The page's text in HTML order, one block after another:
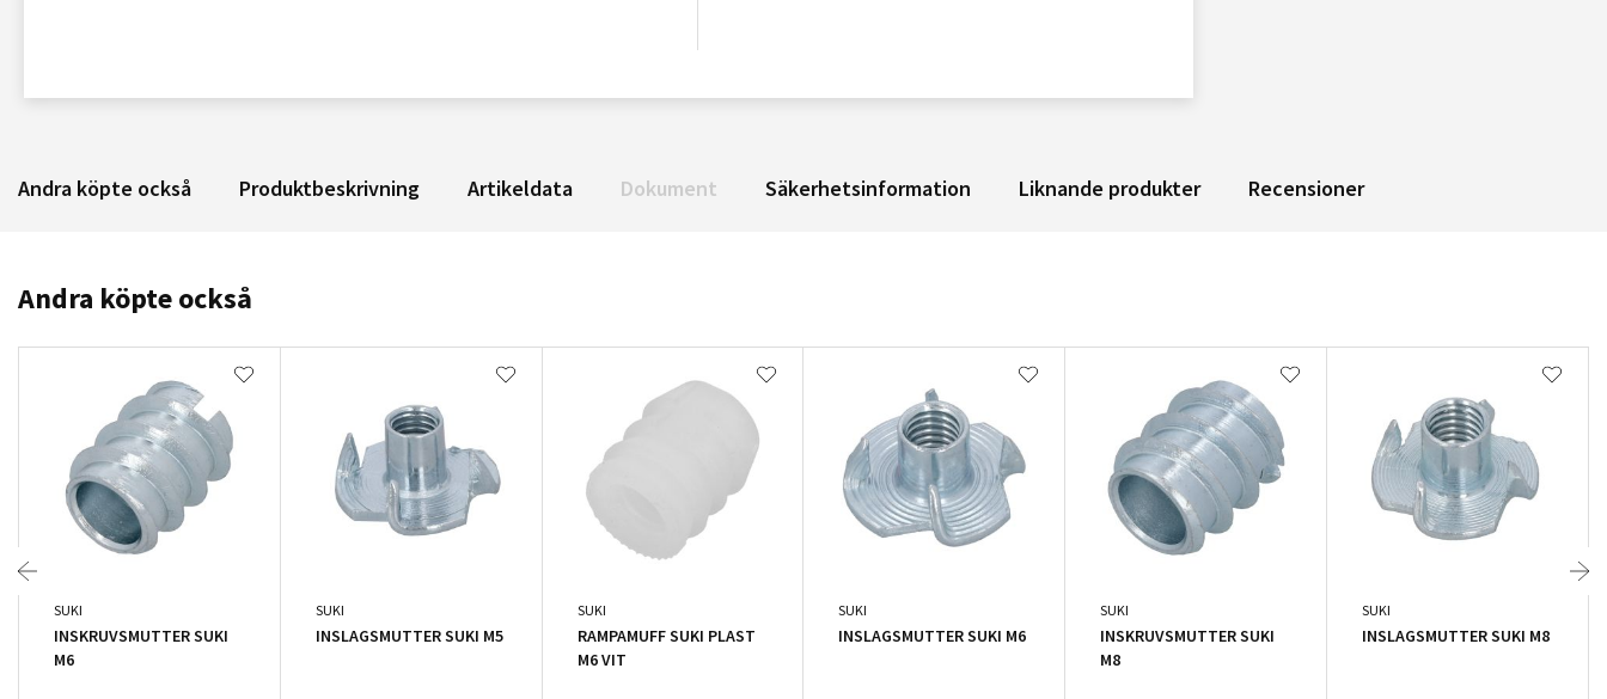
Andra köpte också Produktbeskrivning Artikeldata Dokument Säkerhetsinformation Liknande produkter Recensioner
Andra köpte också
SUKI
INSKRUVSMUTTER SUKI
M6
SUKI
INSLAGSMUTTER SUKI M5
SUKI
RAMPAMUFF SUKI PLAST
M6 VIT
SUKI
INSLAGSMUTTER SUKI M6
SUKI
INSKRUVSMUTTER SUKI
M8
SUKI
INSLAGSMUTTER SUKI M8